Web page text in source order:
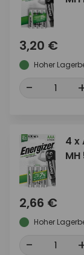
3,20 €
Hoher
-
4 x
2,66 €
Hoher
-